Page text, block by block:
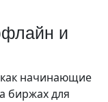
и
начинающие
биржах для